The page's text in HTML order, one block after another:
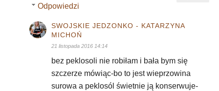
Odpowiedzi
SWOJSKIE JEDZONKO - KATARZYNA
MICHOŃ
21 listopada 2016 14:14
bez peklosoli nie robiłam i bała bym się
szczerze mówiąc-bo to jest wieprzowina
surowa a peklosól świetnie ją konserwuje-